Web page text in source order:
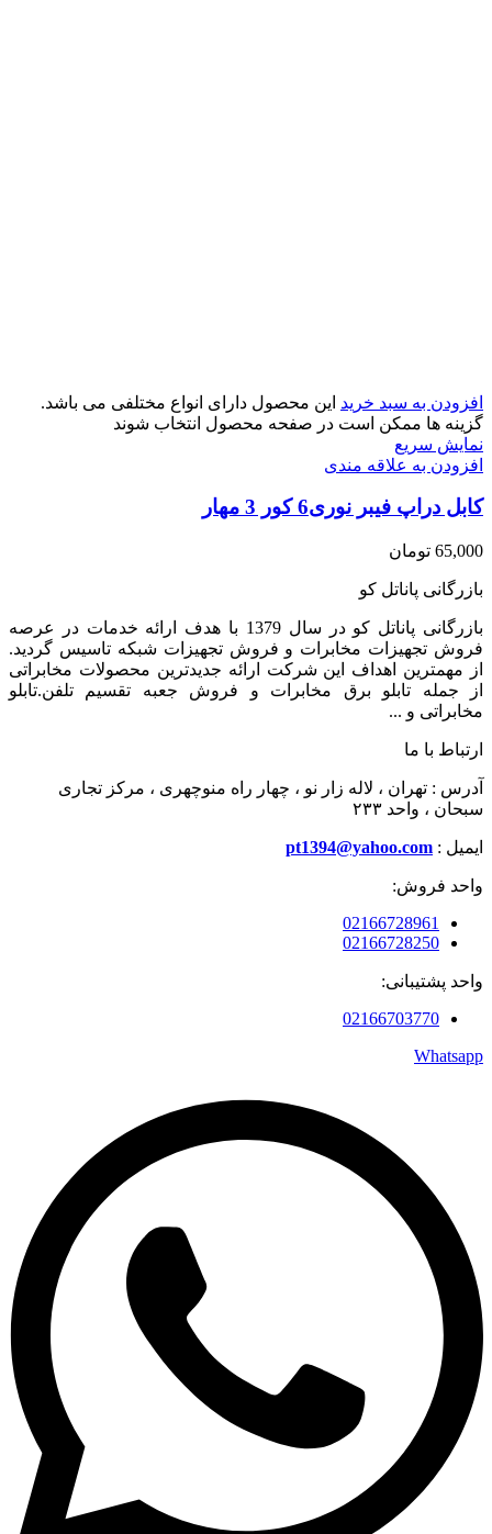
افزودن به سبد خرید این محصول دارای انواع مختلفی می باشد.
گزینه ها ممکن است در صفحه محصول انتخاب شوند
نمایش سریع
افزودن به علاقه مندی
کابل دراپ فیبر نوری6 کور 3 مهار
65,000 تومان
بازرگانی پاناتل کو
بازرگانی پاناتل کو در سال 1379 با هدف ارائه خدمات در عرصه
فروش تجهیزات مخابرات و فروش تجهیزات شبکه تاسیس گردید.
از مهمترین اهداف این شرکت ارائه جدیدترین محصولات مخابراتی
از جمله تابلو برق مخابرات و فروش جعبه تقسیم تلفن.تابلو
مخابراتی و ...
ارتباط با ما
آدرس : تهران ، لاله زار نو ، چهار راه منوچهری ، مرکز تجاری
سبحان ، واحد ۲۳۳
ایمیل : pt1394@yahoo.com
واحد فروش:
02166728961
02166728250
واحد پشتیبانی:
02166703770
Whatsapp